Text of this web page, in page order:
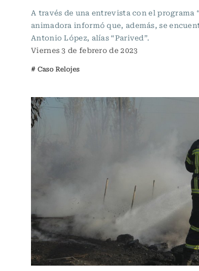
A través de una entrevista con el programa
animadora informó que, además, se
Antonio López, alías “Parived”.
Viernes 3 de febrero de 2023
# Caso Relojes